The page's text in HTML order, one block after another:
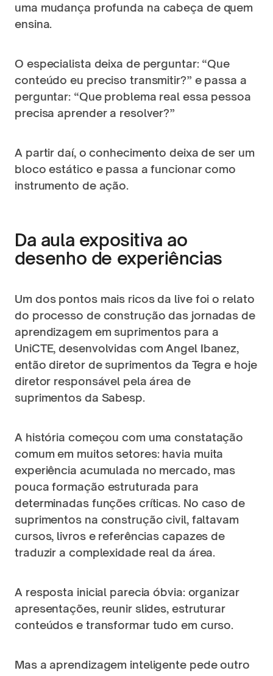
uma mudança profunda na cabeça de quem
ensina.
O especialista deixa de perguntar: “Que
conteúdo eu preciso transmitir?” e passa a
perguntar: “Que problema real essa pessoa
precisa aprender a resolver?”
A partir daí, o conhecimento deixa de ser um
bloco estático e passa a funcionar como
instrumento de ação.
Da aula expositiva ao
desenho de experiências
Um dos pontos mais ricos da live foi o relato
do processo de construção das jornadas de
aprendizagem em suprimentos para a
UniCTE, desenvolvidas com Angel Ibanez,
então diretor de suprimentos da Tegra e hoje
diretor responsável pela área de
suprimentos da Sabesp.
A história começou com uma constatação
comum em muitos setores: havia muita
experiência acumulada no mercado, mas
pouca formação estruturada para
determinadas funções críticas. No caso de
suprimentos na construção civil, faltavam
cursos, livros e referências capazes de
traduzir a complexidade real da área.
A resposta inicial parecia óbvia: organizar
apresentações, reunir slides, estruturar
conteúdos e transformar tudo em curso.
Mas a aprendizagem inteligente pede outro